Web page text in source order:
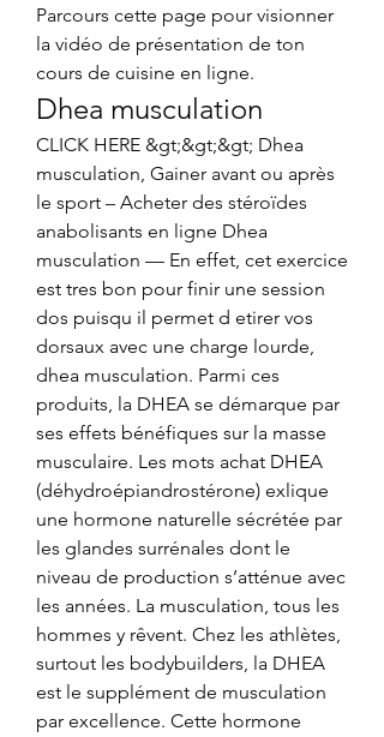
Parcours cette page pour visionner
la vidéo de présentation de ton
cours de cuisine en ligne.
Dhea musculation
CLICK HERE &gt;&gt;&gt; Dhea
musculation, Gainer avant ou après
le sport – Acheter des stéroïdes
anabolisants en ligne Dhea
musculation — En effet, cet exercice
est tres bon pour finir une session
dos puisqu il permet d etirer vos
dorsaux avec une charge lourde,
dhea musculation. Parmi ces
produits, la DHEA se démarque par
ses effets bénéfiques sur la masse
musculaire. Les mots achat DHEA
(déhydroépiandrostérone) exlique
une hormone naturelle sécrétée par
les glandes surrénales dont le
niveau de production s’atténue avec
les années. La musculation, tous les
hommes y rêvent. Chez les athlètes,
surtout les bodybuilders, la DHEA
est le supplément de musculation
par excellence. Cette hormone